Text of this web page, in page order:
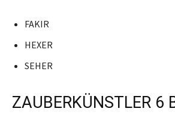
FAKIR
HEXER
SEHER
ZAUBERKÜNSTLER 6